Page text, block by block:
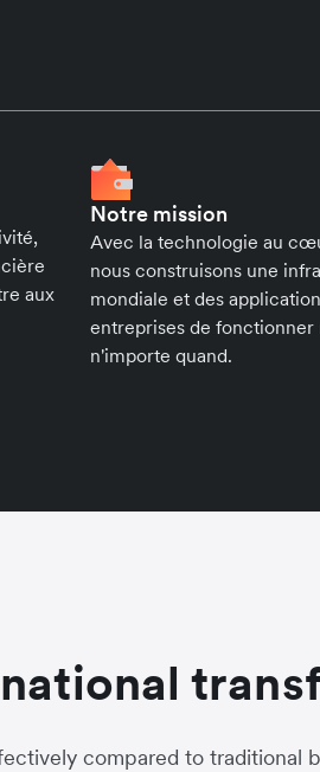
aux
Notre mission
Avec la technologie au
nous construisons une
mondiale et des
entreprises de fonctionner
n'importe quand.
compared to traditional